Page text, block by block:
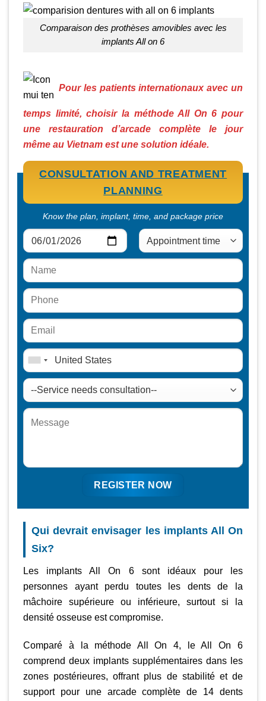
comparaison des prothèses amovibles avec les
implants All on 6
Pour les patients internationaux avec un
temps limité, choisir la méthode All On 6 pour
une restauration d’arcade complète le jour
même au Vietnam est une solution idéale.
CONSULTATION AND TREATMENT
PLANNING
Know the plan, implant, time, and package price
Qui devrait envisager les implants All On
Six?
Les implants All On 6 sont idéaux pour les
personnes ayant perdu toutes les dents de la
mâchoire supérieure ou inférieure, surtout si la
densité osseuse est compromise.
Comparé à la méthode All On 4, le All On 6
comprend deux implants supplémentaires dans les
zones postérieures, offrant plus de stabilité et de
support pour une arcade complète de 14 dents